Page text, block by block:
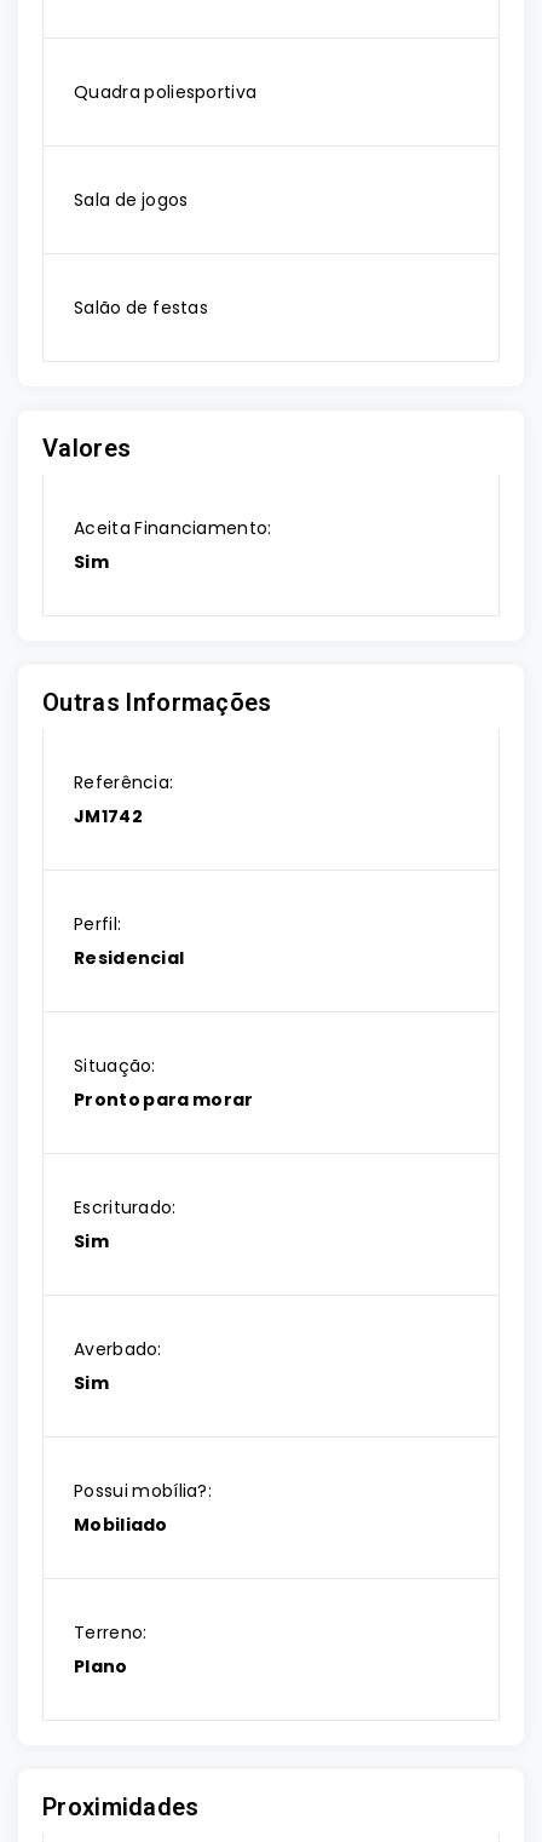
Quadra poliesportiva
Sala de jogos
Salão de festas
Valores
Aceita Financiamento:
Sim
Outras Informações
Referência:
JM1742
Perfil:
Residencial
Situação:
Pronto para morar
Escriturado:
Sim
Averbado:
Sim
Possui mobília?:
Mobiliado
Terreno:
Plano
Proximidades